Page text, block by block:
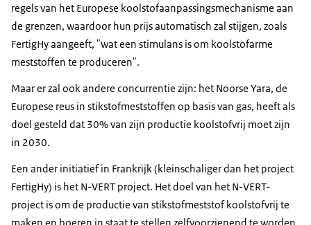
regels van het Europese koolstofaanpassingsmechanisme aan
de grenzen, waardoor hun prijs automatisch zal stijgen, zoals
FertigHy aangeeft, "wat een stimulans is om koolstofarme
meststoffen te produceren".
Maar er zal ook andere concurrentie zijn: het Noorse Yara, de
Europese reus in stikstofmeststoffen op basis van gas, heeft als
doel gesteld dat 30% van zijn productie koolstofvrij moet zijn
in 2030.
Een ander initiatief in Frankrijk (kleinschaliger dan het project
FertigHy) is het N-VERT project. Het doel van het N-VERT-
project is om de productie van stikstofmeststof koolstofvrij te
maken en boeren in staat te stellen zelfvoorzienend te worden